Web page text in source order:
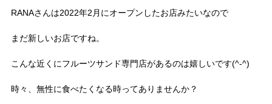
RANAさんは2022年2月にオープンしたお店みたいなので
まだ新しいお店ですね。
こんな近くにフルーツサンド専門店があるのは嬉しいです(^-^)
時々、無性に食べたくなる時ってありませんか？